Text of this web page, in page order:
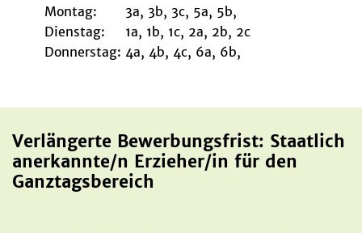
Montag:
3a, 3b, 3c, 5a, 5b,
Dienstag:
1a, 1b, 1c, 2a, 2b, 2c
Donnerstag: 4a, 4b, 4c, 6a, 6b,
Verlängerte Bewerbungsfrist: Staatlich
anerkannte/n Erzieher/in für den
Ganztagsbereich